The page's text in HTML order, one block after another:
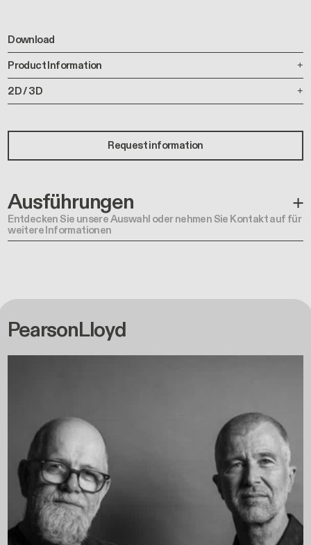
Download
Product Information
2D / 3D
Request information
Ausführungen
Entdecken Sie unsere Auswahl oder nehmen Sie Kontakt auf für
weitere Informationen
PearsonLloyd